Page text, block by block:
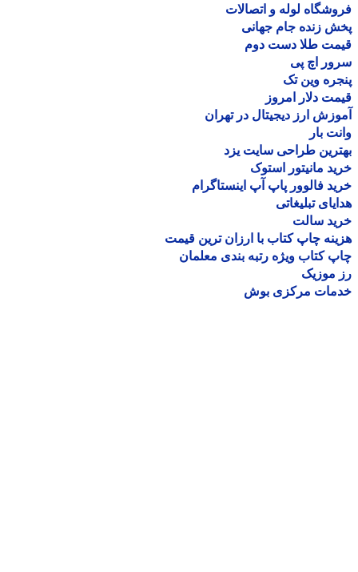
لوله و اتصالات
زنده جام جهانی
طلا دست دوم
اچ پی
وین تک
دلار امروز
ارز دیجیتال در تهران
بار
طراحی سایت یزد
مانیتور استوک
فالوور پاپ آپ اینستاگرام
تبلیغاتی
سالت
چاپ کتاب با ارزان ترین قیمت
کتاب ویژه رتبه بندی معلمان
موزیک
مرکزی بوش